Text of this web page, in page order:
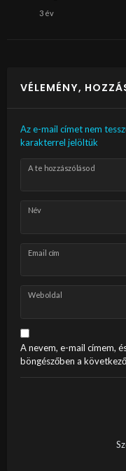
3 év
VÉLEMÉNY,
Az e-mail címet nem
karakterrel jelöltük
A te hozzászólásod
Név
Email cím
Weboldal
A nevem, e-mail címem,
böngészőben a